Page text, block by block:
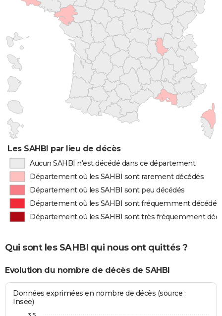
Les SAHBI par lieu de décès
Aucun SAHBI n'est décédé dans ce département
Département où les SAHBI sont rarement décédés
Département où les SAHBI sont peu décédés
Département où les SAHBI sont fréquemment décédés
Département où les SAHBI sont très fréquemment
Qui sont les SAHBI qui nous ont quittés ?
Evolution du nombre de décès de SAHBI
Données exprimées en nombre de décès (source :
Insee)